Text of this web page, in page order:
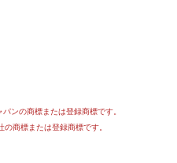
ンの商標または登録商標です。
商標または登録商標です。